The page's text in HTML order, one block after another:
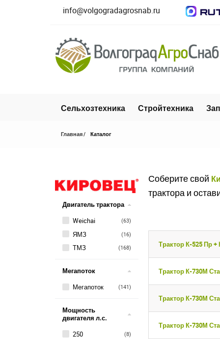
info@volgogradagrosnab.ru
Сельхозтехника Стройтехника
Главная Каталог
Двигатель трактора
Weichai
(63)
ЯМЗ (16)
ТМЗ (168)
Мегапоток
Мегапоток
(141)
Мощность
двигателя л.с.
250
(8)
Соберите свой
трактора и
Трактор К-525 Пр
Трактор К-730М
Трактор К-730М
Трактор К-730М